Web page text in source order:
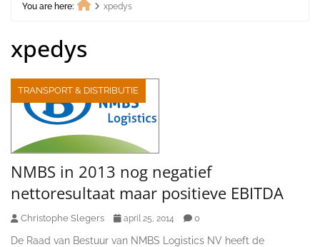
You are here:
xpedys
xpedys
TRANSPORT & DISTRIBUTIE
NMBS in 2013 nog negatief
nettoresultaat maar positieve EBITDA
Christophe Slegers april 25, 2014 0
De Raad van Bestuur van NMBS Logistics NV heeft de